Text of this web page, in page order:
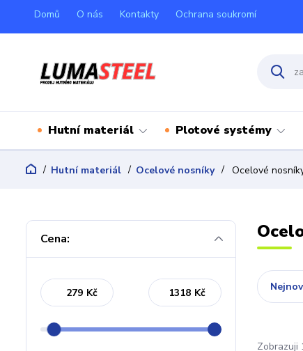
Domů O nás Kontakty Ochrana soukromí
Hutní materiál Plotové systémy
Hutní materiál Ocelové nosníky Ocelové
Zobrazuji
Cena:
Kč Kč